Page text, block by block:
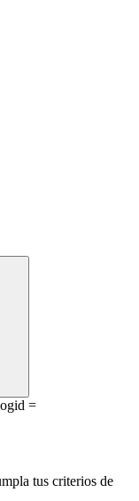
=
tus criterios de